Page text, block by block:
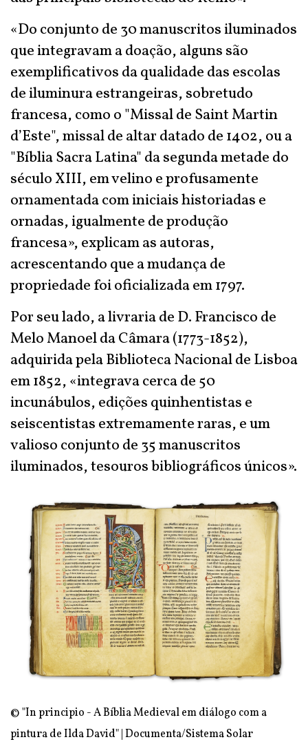
«Do conjunto de 30 manuscritos iluminados
que integravam a doação, alguns são
exemplificativos da qualidade das escolas
de iluminura estrangeiras, sobretudo
francesa, como o "Missal de Saint Martin
d’Este", missal de altar datado de 1402, ou a
"Bíblia Sacra Latina" da segunda metade do
século XIII, em velino e profusamente
ornamentada com iniciais historiadas e
ornadas, igualmente de produção
francesa», explicam as autoras,
acrescentando que a mudança de
propriedade foi oficializada em 1797.
Por seu lado, a livraria de D. Francisco de
Melo Manoel da Câmara (1773-1852),
adquirida pela Biblioteca Nacional de Lisboa
em 1852, «integrava cerca de 50
incunábulos, edições quinhentistas e
seiscentistas extremamente raras, e um
valioso conjunto de 35 manuscritos
iluminados, tesouros bibliográficos únicos».
© "In principio - A Bíblia Medieval em diálogo com a
pintura de Ilda David" | Documenta/Sistema Solar